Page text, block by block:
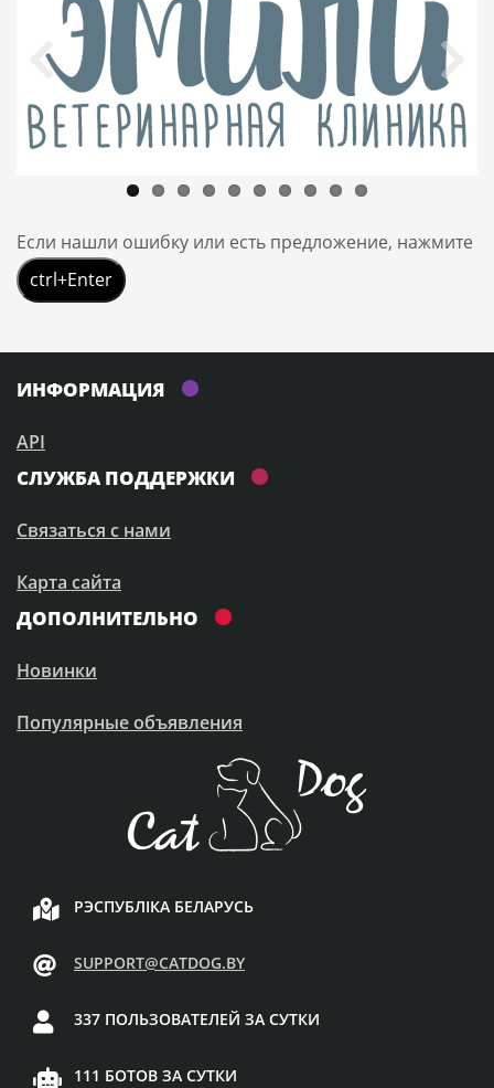
Если нашли ошибку или есть предложение, нажмите
ctrl+Enter
ИНФОРМАЦИЯ
API
СЛУЖБА ПОДДЕРЖКИ
Связаться с нами
Карта сайта
ДОПОЛНИТЕЛЬНО
Новинки
Популярные объявления
РЭСПУБЛІКА БЕЛАРУСЬ
SUPPORT@CATDOG.BY
337 ПОЛЬЗОВАТЕЛЕЙ ЗА СУТКИ
111 БОТОВ ЗА СУТКИ